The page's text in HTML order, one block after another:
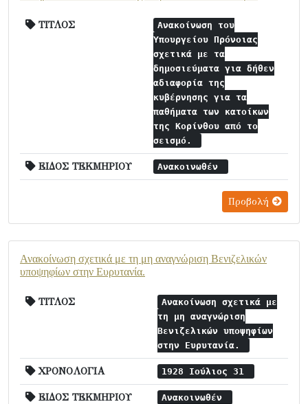
ΤΙΤΛΟΣ
Ανακοίνωση του
Υπουργείου Πρόνοιας
σχετικά με τα
δημοσιεύματα για δήθεν
αδιαφορία της
κυβέρνησης για τα
παθήματα των κατοίκων
της Κορίνθου από το
σεισμό.
ΕΙΔΟΣ ΤΕΚΜΗΡΙΟΥ Ανακοινωθέν
Προβολή
Ανακοίνωση σχετικά με τη μη αναγνώριση Βενιζελικών
υποψηφίων στην Ευρυτανία.
ΤΙΤΛΟΣ
Ανακοίνωση σχετικά με
τη μη αναγνώριση
Βενιζελικών υποψηφίων
στην Ευρυτανία.
ΧΡΟΝΟΛΟΓΙΑ 1928 Ιούλιος 31
ΕΙΔΟΣ ΤΕΚΜΗΡΙΟΥ Ανακοινωθέν